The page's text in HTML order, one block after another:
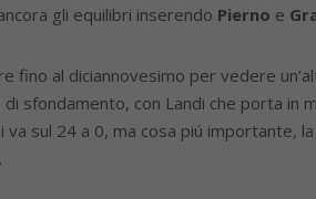
gli equilibri inserendo Pierno e
fino al diciannovesimo per vedere
sfondamento, con Landi che porta in
va sul 24 a 0, ma cosa piú importante,